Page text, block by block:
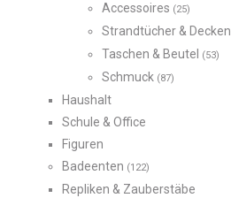
Accessoires (25)
Strandtücher & Decken
Taschen & Beutel (53)
Schmuck (87)
Haushalt
Schule & Office
Figuren
Badeenten (122)
Repliken & Zauberstäbe